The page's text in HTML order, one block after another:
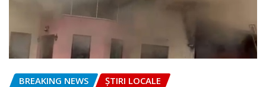
BREAKING NEWS ȘTIRI LOCALE